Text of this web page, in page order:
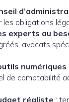
obligations
experts au
avocats
numériques
de comptabilité
réaliste :